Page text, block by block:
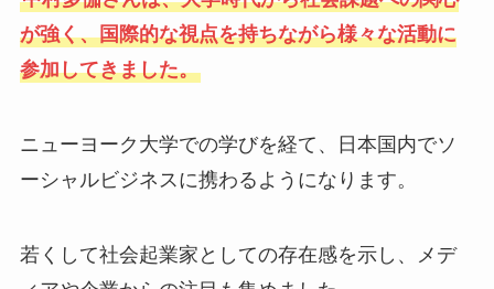
が強く、国際的な視点を持ちながら様々な活動に
参加してきました。
ニューヨーク大学での学びを経て、日本国内でソ
ーシャルビジネスに携わるようになります。
若くして社会起業家としての存在感を示し、メデ